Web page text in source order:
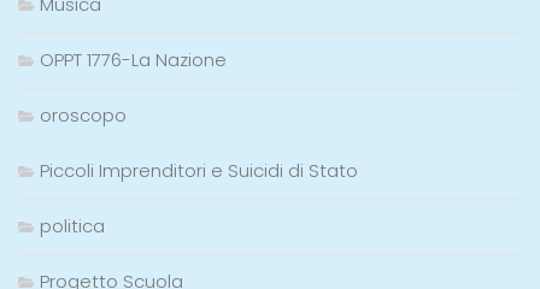
OPPT 1776-La Nazione
oroscopo
Piccoli Imprenditori e Suicidi di Stato
politica
Progetto Scuola